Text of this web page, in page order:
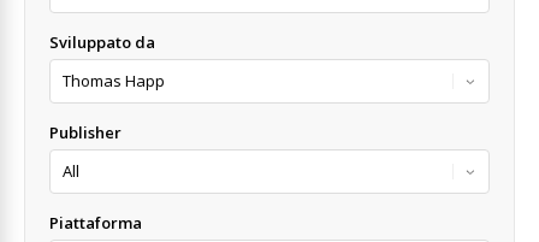
Sviluppato da
Publisher
Piattaforma